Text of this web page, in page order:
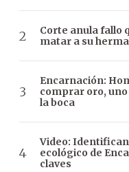
Corte anula fallo
matar a su
Encarnación:
comprar oro,
la boca
Video:
ecológico de
claves